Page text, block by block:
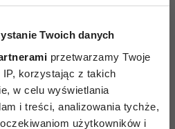
Twoich danych
przetwarzamy Twoje
korzystając z takich
w celu wyświetlania
i treści, analizowania tychże,
użytkowników i
się nawet pewna
inni mnie
się z tym czuję, jestem
A jeśli szczupłość
ją przesłonić